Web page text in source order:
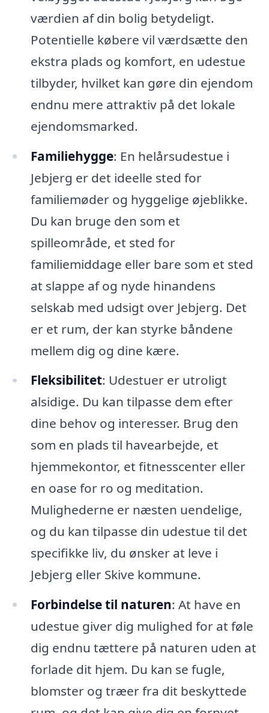
værdien af din bolig betydeligt.
Potentielle købere vil værdsætte den
ekstra plads og komfort, en udestue
tilbyder, hvilket kan gøre din ejendom
endnu mere attraktiv på det lokale
ejendomsmarked.
Familiehygge: En helårsudestue i
Jebjerg er det ideelle sted for
familiemøder og hyggelige øjeblikke.
Du kan bruge den som et
spilleområde, et sted for
familiemiddage eller bare som et sted
at slappe af og nyde hinandens
selskab med udsigt over Jebjerg. Det
er et rum, der kan styrke båndene
mellem dig og dine kære.
Fleksibilitet: Udestuer er utroligt
alsidige. Du kan tilpasse dem efter
dine behov og interesser. Brug den
som en plads til havearbejde, et
hjemmekontor, et fitnesscenter eller
en oase for ro og meditation.
Mulighederne er næsten uendelige,
og du kan tilpasse din udestue til det
specifikke liv, du ønsker at leve i
Jebjerg eller Skive kommune.
Forbindelse til naturen: At have en
udestue giver dig mulighed for at føle
dig endnu tættere på naturen uden at
forlade dit hjem. Du kan se fugle,
blomster og træer fra dit beskyttede